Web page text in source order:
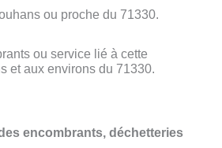
ou proche du 71330.
ou service lié à cette
et aux environs du 71330.
encombrants, déchetteries